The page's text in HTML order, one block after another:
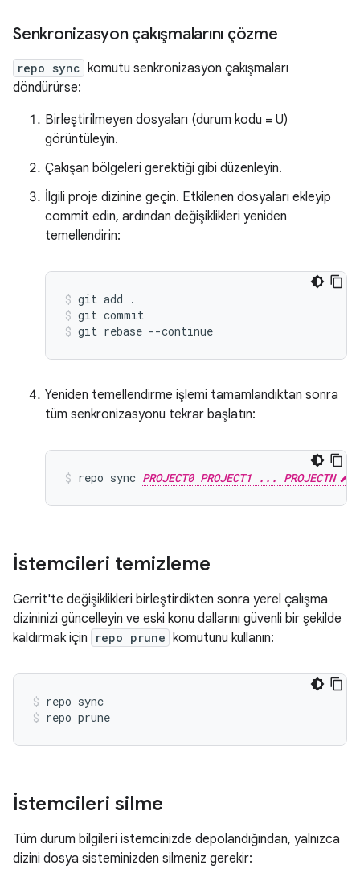
Senkronizasyon çakışmalarını çözme
repo sync komutu senkronizasyon çakışmaları
döndürürse:
Birleştirilmeyen dosyaları (durum kodu = U)
görüntüleyin.
Çakışan bölgeleri gerektiği gibi düzenleyin.
İlgili proje dizinine geçin. Etkilenen dosyaları ekleyip
commit edin, ardından değişiklikleri yeniden
temellendirin:
git add .
git commit
git rebase --continue
Yeniden temellendirme işlemi tamamlandıktan sonra
tüm senkronizasyonu tekrar başlatın:
repo sync PROJECT0 PROJECT1 ... PROJECTN
İstemcileri temizleme
Gerrit'te değişiklikleri birleştirdikten sonra yerel çalışma
dizininizi güncelleyin ve eski konu dallarını güvenli bir şekilde
kaldırmak için
repo prune komutunu kullanın:
repo sync
repo prune
İstemcileri silme
Tüm durum bilgileri istemcinizde depolandığından, yalnızca
dizini dosya sisteminizden silmeniz gerekir: